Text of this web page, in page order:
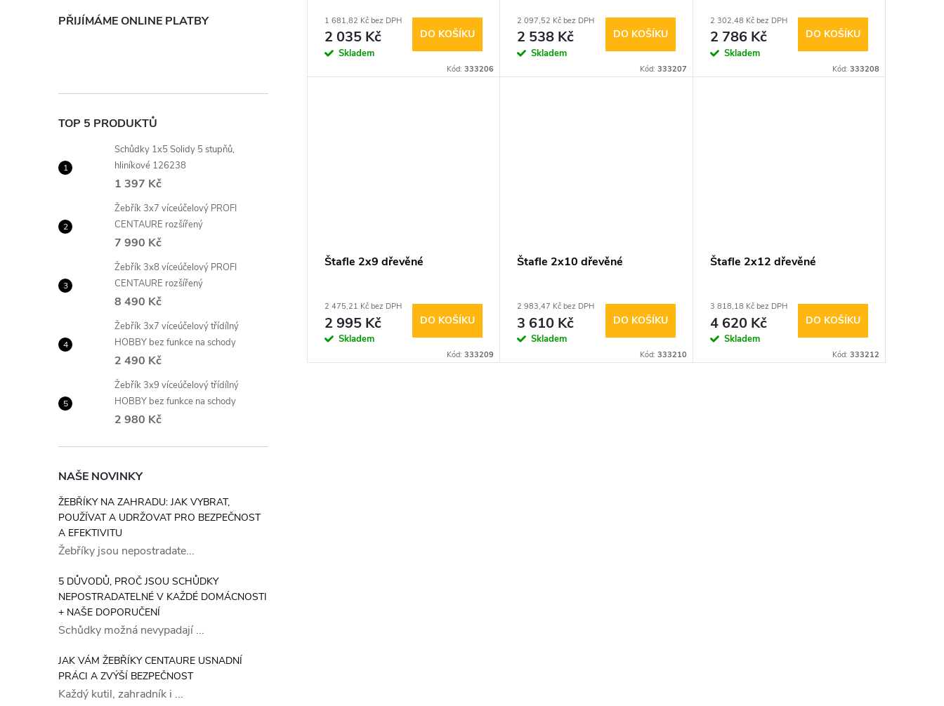
PŘIJÍMÁME ONLINE PLATBY
TOP 5 PRODUKTŮ
Schůdky 1x5 Solidy 5 stupňů,
hliníkové 126238
1 397 Kč
Žebřík 3x7 víceúčelový PROFI
CENTAURE rozšířený
7 990 Kč
Žebřík 3x8 víceúčelový PROFI
CENTAURE rozšířený
8 490 Kč
Žebřík 3x7 víceúčelový třídílný
HOBBY bez funkce na schody
2 490 Kč
Žebřík 3x9 víceúčelový třídílný
HOBBY bez funkce na schody
2 980 Kč
NAŠE NOVINKY
ŽEBŘÍKY NA ZAHRADU: JAK VYBRAT,
POUŽÍVAT A UDRŽOVAT PRO BEZPEČNOST
A EFEKTIVITU
Žebříky jsou nepostradate...
5 DŮVODŮ, PROČ JSOU SCHŮDKY
NEPOSTRADATELNÉ V KAŽDÉ DOMÁCNOSTI
+ NAŠE DOPORUČENÍ
Schůdky možná nevypadají ...
JAK VÁM ŽEBŘÍKY CENTAURE USNADNÍ
PRÁCI A ZVÝŠÍ BEZPEČNOST
Každý kutil, zahradník i ...
1 681,82 Kč bez DPH
2 035 Kč
Skladem
DO KOŠÍKU
Kód:333206
2 097,52 Kč bez DPH
2 538 Kč
Skladem
DO KOŠÍKU
Kód: 333207
2 302,48 Kč bez DPH
2 786 Kč
Skladem
DO KOŠÍKU
Kód: 333208
Štafle 2x9 dřevěné
2 475,21 Kč bez DPH
2 995 Kč
Skladem
DO KOŠÍKU
Kód:333209
Štafle 2x10 dřevěné
2 983,47 Kč bez DPH
3 610 Kč
Skladem
DO KOŠÍKU
Kód: 333210
Štafle 2x12 dřevěné
3 818,18 Kč bez DPH
4 620 Kč
Skladem
DO KOŠÍKU
Kód: 333212